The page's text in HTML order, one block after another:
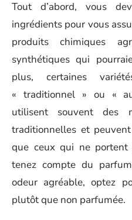
Tout d’abord, vous
ingrédients pour vous
produits chimiques
synthétiques qui
plus, certaines
« traditionnel » ou «
utilisent souvent des
traditionnelles et
que ceux qui ne portent
tenez compte du
odeur agréable, optez
plutôt que non parfumée.